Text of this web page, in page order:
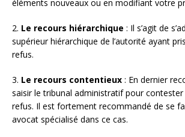
éléments nouveaux ou en modifiant votre
2. Le recours hiérarchique : Il s’agit de
supérieur hiérarchique de l’autorité ayant
refus.
3. Le recours contentieux : En dernier
saisir le tribunal administratif pour contester
refus. Il est fortement recommandé de se
avocat spécialisé dans ce cas.